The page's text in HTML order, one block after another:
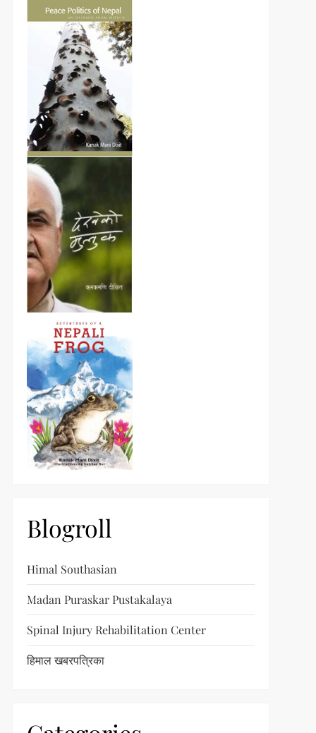
Blogroll
Himal Southasian
Madan Puraskar Pustakalaya
Spinal Injury Rehabilitation Center
हिमाल खबरपत्रिका